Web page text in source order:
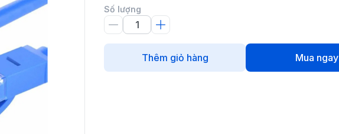
Số lượng
Thêm giỏ hàng Mua ngay